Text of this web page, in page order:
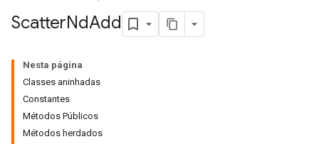
ScatterNdAdd
Nesta página
Classes aninhadas
Constantes
Métodos Públicos
Métodos herdados